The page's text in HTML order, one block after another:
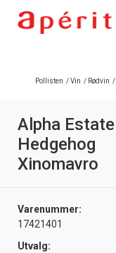
Pollisten /Vin / Rødvin /
Alpha Estate
Hedgehog
Xinomavro
Varenummer:
17421401
Utvalg: